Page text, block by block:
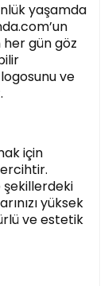
yaşamda
her gün göz
logosunu ve
için
şekillerdeki
yüksek
ve estetik